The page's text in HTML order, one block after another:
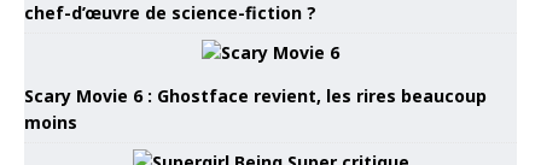
chef-d’œuvre de science-fiction ?
Scary Movie 6 : Ghostface revient, les rires beaucoup
moins